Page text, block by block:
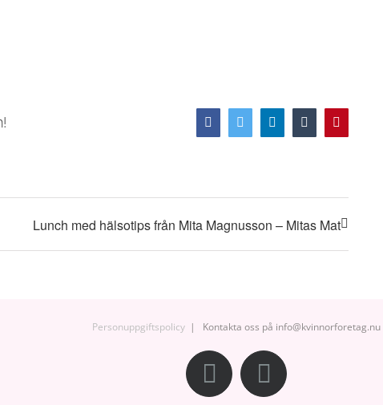
FacebookTwitterLinkedInTumblrPinterest
Lunch med hälsotips från Mita Magnusson – Mitas Mat
Personuppgiftspolicy | Kontakta oss på info@kvinnorforetag.nu
FacebookInstagram